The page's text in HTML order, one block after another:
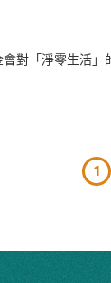
對「淨零生活」
1